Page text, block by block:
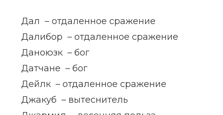
Дал – отдаленное сражение
Далибор – отдаленное сражение
Даноюзк – бог
Датчане – бог
Дейлк – отдаленное сражение
Джакуб – вытеснитель